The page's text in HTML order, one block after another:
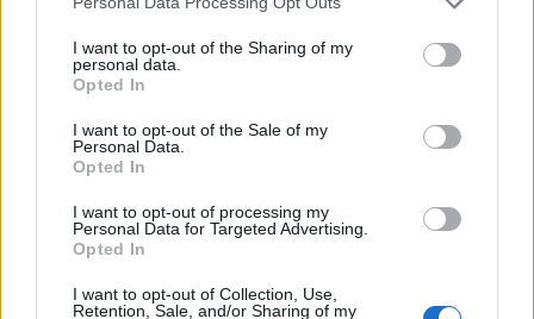
not limited to your visit or usage behaviour. You may click to
grant or deny consent to Google and its third-party tags to
use your data for below specified purposes in below Google
consent section.
I want to opt-out of the Sharing of my
personal data.
Opted In
I want to opt-out of the Sale of my
Personal Data.
Opted In
I want to opt-out of processing my
Personal Data for Targeted Advertising.
Opted In
I want to opt-out of Collection, Use,
Retention, Sale, and/or Sharing of my
A korábbi merev fém- és műanyagkonstrukciókkal
szakító puha robotika (soft robotics) a szakterület
egyik legújabb, legdinamikusabban fejlődő, az
additív gyártással évek óta „flörtölő” ágazata. 2019
robotikai célokra printeltek a gépek mozgását
vezérlő…